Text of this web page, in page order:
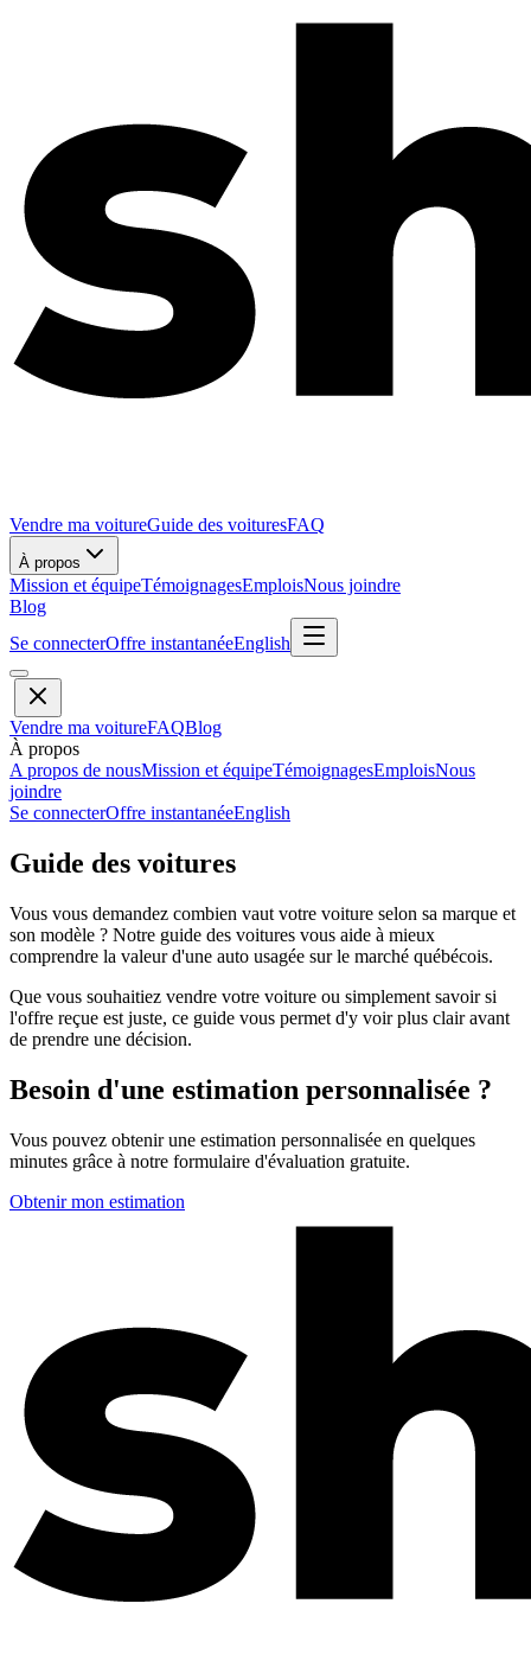
Vendre ma voitureGuide des voituresFAQ
À propos
Mission et équipeTémoignagesEmploisNous joindre
Blog
Se connecterOffre instantanéeEnglish
Vendre ma voitureFAQBlog
À propos
A propos de nousMission et équipeTémoignagesEmploisNous
joindre
Se connecterOffre instantanéeEnglish
Guide des voitures
Vous vous demandez combien vaut votre voiture selon sa marque et
son modèle ? Notre guide des voitures vous aide à mieux
comprendre la valeur d'une auto usagée sur le marché québécois.
Que vous souhaitiez vendre votre voiture ou simplement savoir si
l'offre reçue est juste, ce guide vous permet d'y voir plus clair avant
de prendre une décision.
Besoin d'une estimation personnalisée ?
Vous pouvez obtenir une estimation personnalisée en quelques
minutes grâce à notre formulaire d'évaluation gratuite.
Obtenir mon estimation